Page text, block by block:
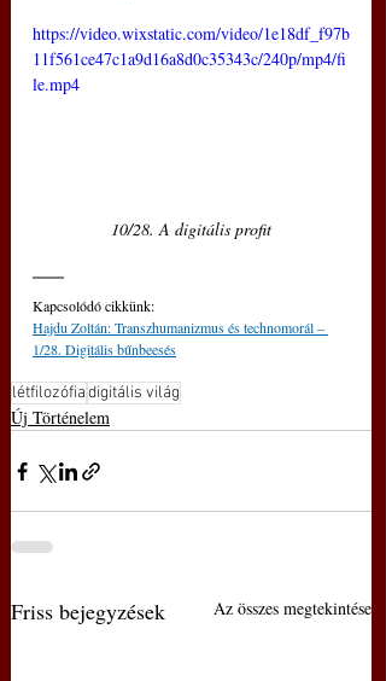
https://video.wixstatic.com/video/1e18df_f97b
11f561ce47c1a9d16a8d0c35343c/240p/mp4/fi
le.mp4
10/28. A digitális profit
Kapcsolódó cikkünk:
Hajdu Zoltán: Transzhumanizmus és technomorál ‒
1/28. Digitális bűnbeesés
létfilozófiadigitális világ
Új Történelem
Friss bejegyzések Az összes megtekintése